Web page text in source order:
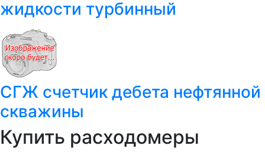
жидкости турбинный
СГЖ счетчик дебета нефтянной
скважины
Купить расходомеры